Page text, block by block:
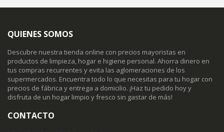
QUIENES SOMOS
Descubre nuestra tienda online con precios mayoristas en
productos de limpieza, hogar e higiene personal. Ahorra dinero en
tus compras recurrentes y evita las aglomeraciones de los
supermercados. Encuentra todo lo que necesitas para tu hogar con
precios de fábrica y entrega a domicilio. ¡Haz tu pedido hoy y
disfruta de un hogar limpio y fresco sin gastar de más!
CONTACTO